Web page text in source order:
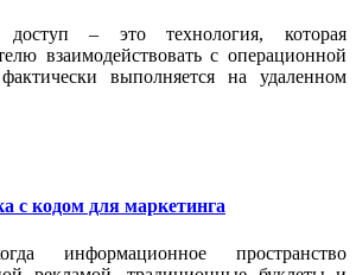
доступ – это технология, которая
взаимодействовать с операционной
выполняется на удаленном
c кодом для маркетинга
информационное пространство